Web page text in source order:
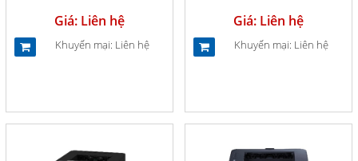
Giá: Liên hệ
Khuyến mại: Liên hệ
Giá: Liên hệ
Khuyến mại: Liên hệ